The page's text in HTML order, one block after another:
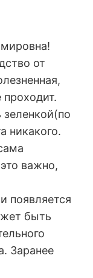
от
никакого.
важно,
появляется
быть
Заранее